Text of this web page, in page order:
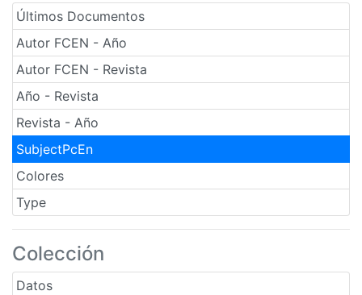
Últimos Documentos
Autor FCEN - Año
Autor FCEN - Revista
Año - Revista
Revista - Año
SubjectPcEn
Colores
Type
Colección
Datos